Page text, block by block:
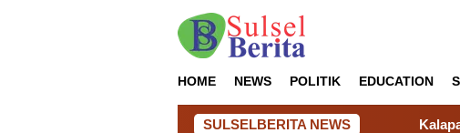
HOME NEWS POLITIK EDUCATION
SULSELBERITA NEWSKalapas Takalar Dampingi